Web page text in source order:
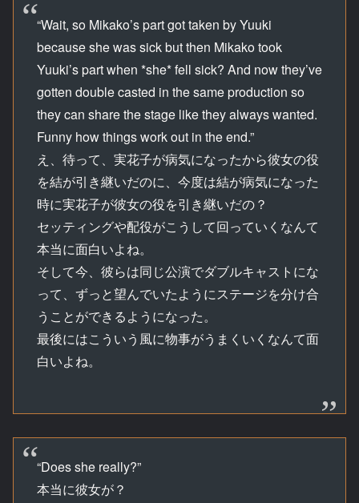
“Wait, so Mikako’s part got taken by Yuuki
because she was sick but then Mikako took
Yuuki’s part when *she* fell sick? And now they’ve
gotten double casted in the same production so
they can share the stage like they always wanted.
Funny how things work out in the end.”
え、待って、実花子が病気になったから彼女の役
を結が引き継いだのに、今度は結が病気になった
時に実花子が彼女の役を引き継いだの？
セッティングや配役がこうして回っていくなんて
本当に面白いよね。
そして今、彼らは同じ公演でダブルキャストにな
って、ずっと望んでいたようにステージを分け合
うことができるようになった。
最後にはこういう風に物事がうまくいくなんて面
白いよね。
“Does she really?”
本当に彼女が？